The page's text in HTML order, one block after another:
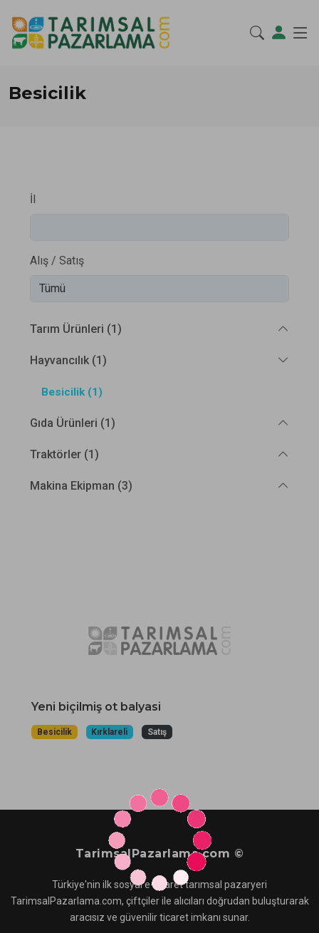
Besicilik
İl
Alış / Satış
Tarım Ürünleri (1)
Hayvancılık (1)
Besicilik (1)
Gıda Ürünleri (1)
Traktörler (1)
Makina Ekipman (3)
Yeni biçilmiş ot balyasi
Besicilik Kırklareli Satış
TarimsalPazarlama.com ©
Türkiye'nin ilk sosyal e-ticaret tarımsal pazaryeri
TarimsalPazarlama.com, çiftçiler ile alıcıları doğrudan buluşturarak
aracısız ve güvenilir ticaret imkanı sunar.